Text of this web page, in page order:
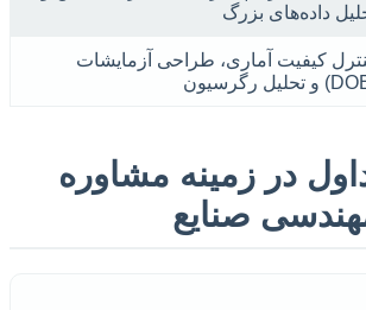
داده‌های بزرگ
کیفیت آماری، طراحی آزمایشات
در زمینه مشاوره
صنایع